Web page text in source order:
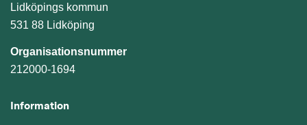
Lidköpings kommun
531 88 Lidköping
Organisationsnummer
212000-1694
Information